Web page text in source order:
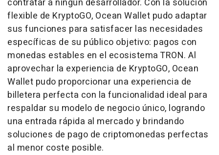
contratar a ningún desarrollador. Con la solución
flexible de KryptoGO, Ocean Wallet pudo adaptar
sus funciones para satisfacer las necesidades
específicas de su público objetivo: pagos con
monedas estables en el ecosistema TRON. Al
aprovechar la experiencia de KryptoGO, Ocean
Wallet pudo proporcionar una experiencia de
billetera perfecta con la funcionalidad ideal para
respaldar su modelo de negocio único, logrando
una entrada rápida al mercado y brindando
soluciones de pago de criptomonedas perfectas
al menor coste posible.